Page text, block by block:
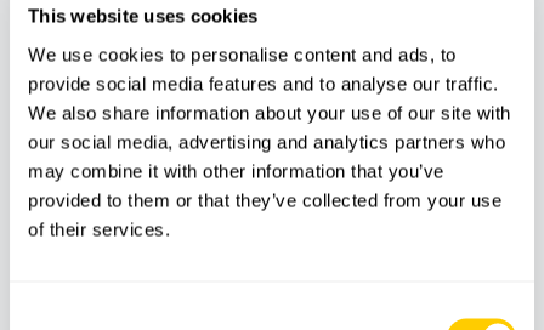
This website uses cookies
We use cookies to personalise content and ads, to
provide social media features and to analyse our traffic.
We also share information about your use of our site with
our social media, advertising and analytics partners who
may combine it with other information that you’ve
provided to them or that they’ve collected from your use
of their services.
Regreso:21:00
Duración:4 horas
Experiencia:Navegación al atardecer con
vistas golden hour, paradas de baño y
ambiente relajado